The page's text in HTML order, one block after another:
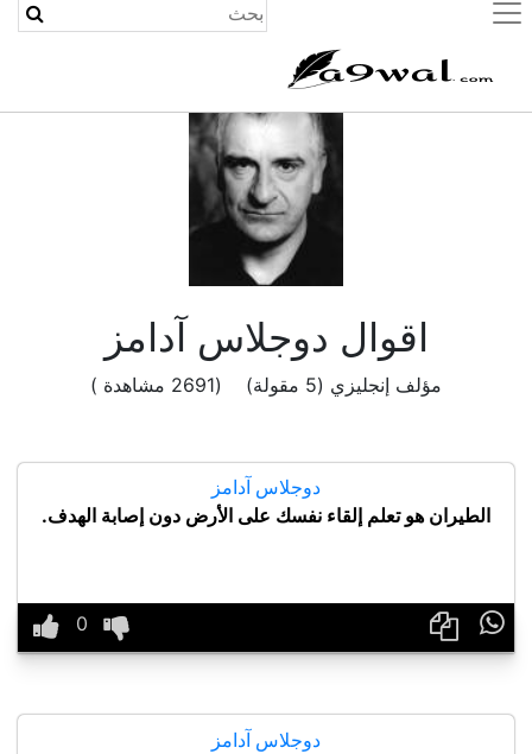
(current)
اقوال دوجلاس آدامز
مؤلف إنجليزي (5 مقولة) (2691 مشاهدة )
دوجلاس آدامز
الطيران هو تعلم إلقاء نفسك على الأرض دون إصابة الهدف.

دوجلاس آدامز